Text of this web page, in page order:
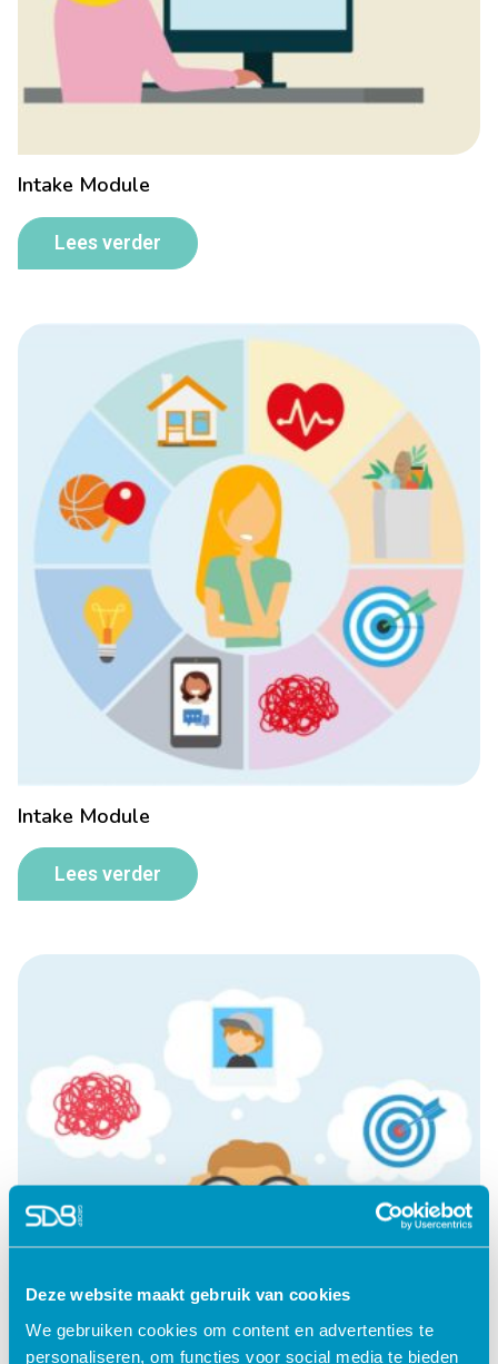
Deze website maakt gebruik van cookies
We gebruiken cookies om content en advertenties te
personaliseren, om functies voor social media te bieden
Intake Module
Lees verder
Intake Module
Lees verder